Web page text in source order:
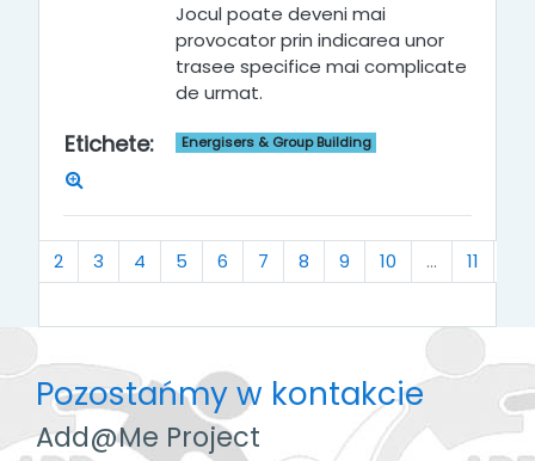
Jocul poate deveni mai
provocator prin indicarea unor
trasee specifice mai complicate
de urmat.
Etichete: Energisers & Group Building
(bieżący)
2 3 4 5 6 7 8 9 10 … 11
Pozostańmy w kontakcie
Add@Me Project